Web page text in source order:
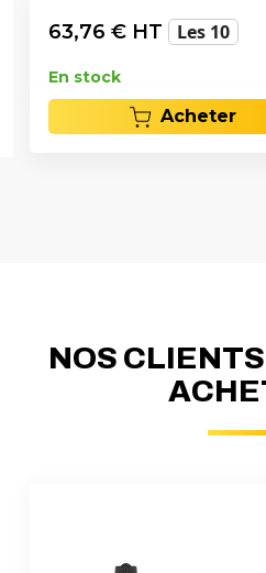
63,76 € HT Les 10
En stock
Acheter
NOS